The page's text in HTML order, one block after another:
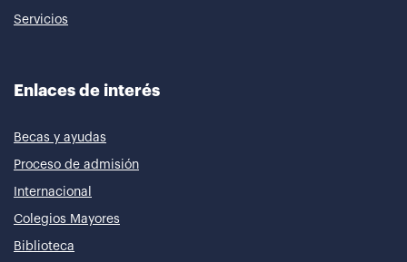
Servicios
Enlaces de interés
Becas y ayudas
Proceso de admisión
Internacional
Colegios Mayores
Biblioteca